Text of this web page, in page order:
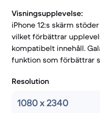
Visningsupplevelse:
iPhone 12:s skärm
vilket förbättrar
kompatibelt innehåll.
funktion som förbättrar
Resolution
1080 x 2340